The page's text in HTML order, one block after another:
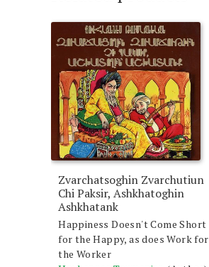
Zvarchatsoghin Zvarchutiun
Chi Paksir, Ashkhatoghin
Ashkhatank
Happiness Doesn't Come Short
for the Happy, as does Work for
the Worker